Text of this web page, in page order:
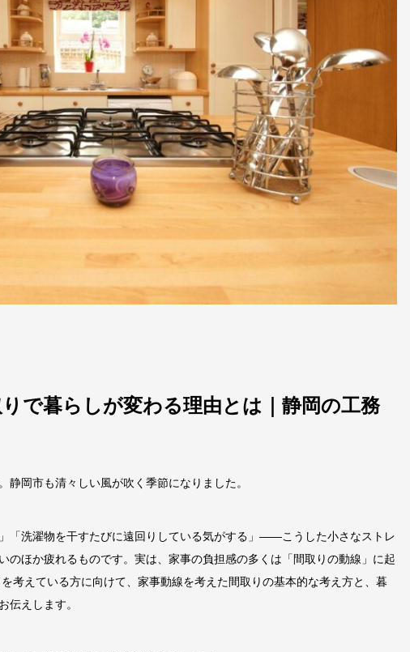
で暮らしが変わる理由とは｜静岡の工務
静岡市も清々しい風が吹く季節になりました。
「洗濯物を干すたびに遠回りしている気がする」——こうした小さなストレ
のほか疲れるものです。実は、家事の負担感の多くは「間取りの動線」に起
考えている方に向けて、家事動線を考えた間取りの基本的な考え方と、暮
伝えします。